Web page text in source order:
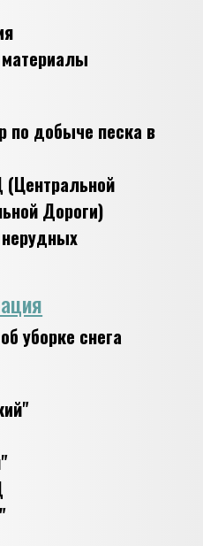
по добыче песка в
(Центральной
Дороги)
уборке снега